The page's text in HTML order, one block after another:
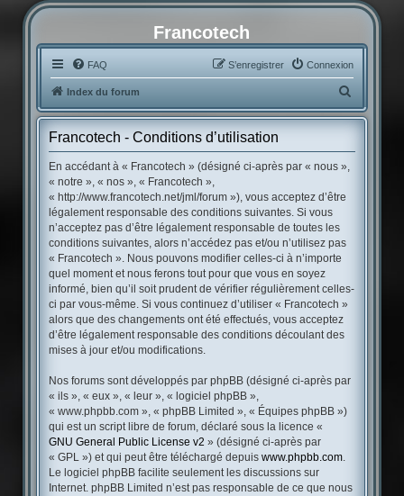
Francotech
FAQ Connexion
S’enregistrer
Index du forum
e
Francotech - Conditions d’utilisation
En accédant à « Francotech » (désigné ci-après par « nous »,
« notre », « nos », « Francotech »,
« http://www.francotech.net/jml/forum »), vous acceptez d’être
légalement responsable des conditions suivantes. Si vous
n’acceptez pas d’être légalement responsable de toutes les
conditions suivantes, alors n’accédez pas et/ou n’utilisez pas
« Francotech ». Nous pouvons modifier celles-ci à n’importe
quel moment et nous ferons tout pour que vous en soyez
informé, bien qu’il soit prudent de vérifier régulièrement celles-
ci par vous-même. Si vous continuez d’utiliser « Francotech »
alors que des changements ont été effectués, vous acceptez
d’être légalement responsable des conditions découlant des
mises à jour et/ou modifications.
Nos forums sont développés par phpBB (désigné ci-après par
« ils », « eux », « leur », « logiciel phpBB »,
« www.phpbb.com », « phpBB Limited », « Équipes phpBB »)
qui est un script libre de forum, déclaré sous la licence «
GNU General Public License v2 » (désigné ci-après par
« GPL ») et qui peut être téléchargé depuis www.phpbb.com.
Le logiciel phpBB facilite seulement les discussions sur
Internet. phpBB Limited n’est pas responsable de ce que nous